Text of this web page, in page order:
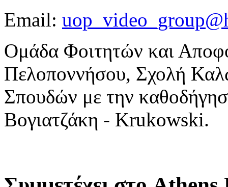
Email:
Ομάδα Φοιτητών και
Πελοποννήσου, Σχολή
Σπουδών με την
Βογιατζάκη - Krukowski.